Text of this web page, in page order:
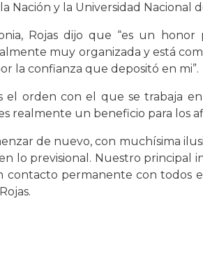
Nación y la Universidad Nacional
Rojas dijo que “es un
muy organizada y está
la confianza que depositó en mi”.
el orden con el que se trabaja
realmente un beneficio para los
de nuevo, con muchísima
lo previsional. Nuestro principal
contacto permanente con